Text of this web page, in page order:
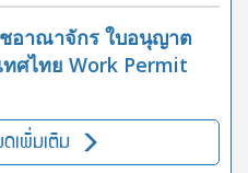
ชอาณาจักร ใบอนุญาต
ศไทย Work Permit
ดเพิ่มเติม